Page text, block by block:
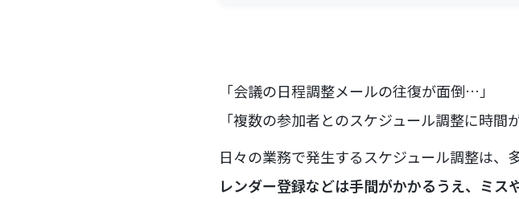
「会議の日程調整メールの往復が面倒…」
「複数の参加者とのスケジュール調整に時間
日々の業務で発生するスケジュール調整は、
レンダー登録などは手間がかかるうえ、ミス